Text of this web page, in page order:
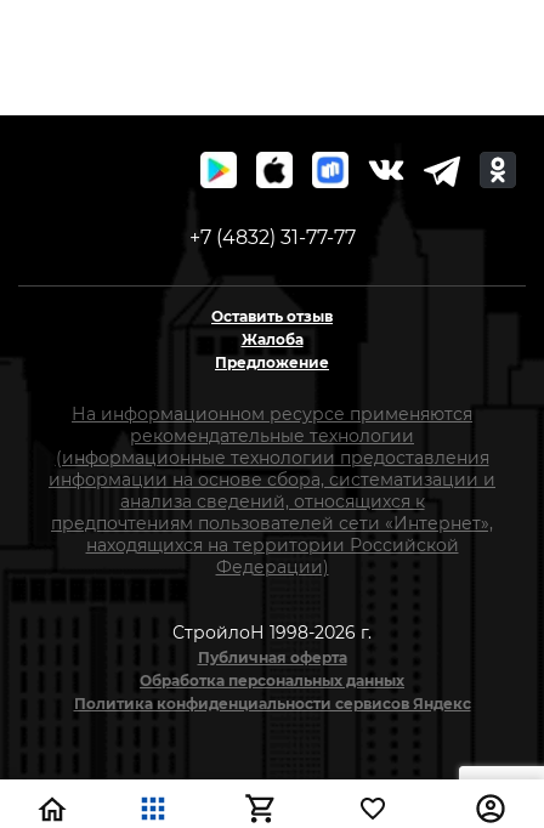
+7 (4832) 31-77-77
Оставить отзыв
Жалоба
Предложение
На информационном ресурсе применяются
рекомендательные технологии
(информационные технологии предоставления
информации на основе сбора, систематизации и
анализа сведений, относящихся к
предпочтениям пользователей сети «Интернет»,
находящихся на территории Российской
Федерации)
СтройлоН 1998-2026 г.
Публичная оферта
Обработка персональных данных
Политика конфиденциальности сервисов Яндекс